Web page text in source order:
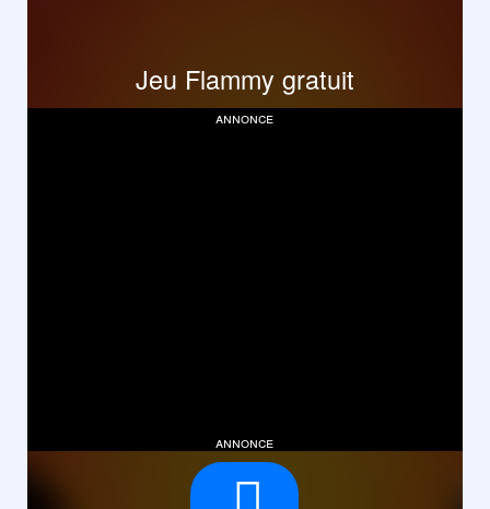
Jeu Flammy gratuit
annonce
annonce